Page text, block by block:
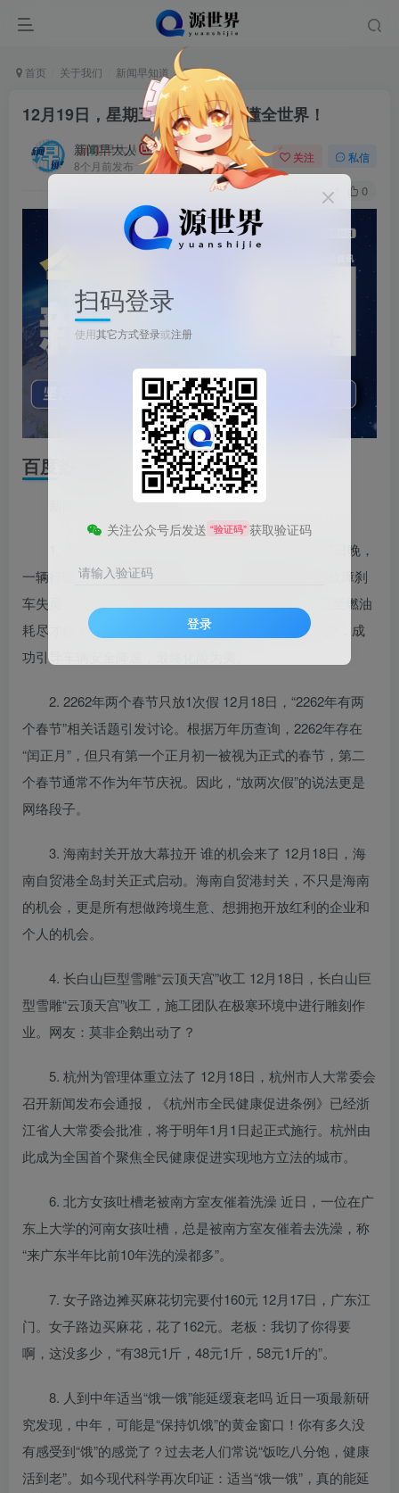
首页 关于我们 新闻早知道 正文
12月19日，星期五, 每天60秒读懂全世界！
新闻早大人
8个月前发布
关注 私信
11 0
百度热搜新闻
新闻来源：百度热搜榜
1. 小车刹车失灵狂奔490公里 油耗尽才停 12月17日晚，
一辆行驶在G75兰海高速上的小车，因定速巡航突发故障刹
车失灵，以约115公里的时速行驶近490公里左右，直至燃油
耗尽才停下。期间，高速交警组成“护航编队”全程守护，成
功引导车辆安全降速，最终化险为夷。
2. 2262年两个春节只放1次假 12月18日，“2262年有两
个春节”相关话题引发讨论。根据万年历查询，2262年存在
“闰正月”，但只有第一个正月初一被视为正式的春节，第二
个春节通常不作为年节庆祝。因此，“放两次假”的说法更是
网络段子。
3. 海南封关开放大幕拉开 谁的机会来了 12月18日，海
南自贸港全岛封关正式启动。海南自贸港封关，不只是海南
的机会，更是所有想做跨境生意、想拥抱开放红利的企业和
个人的机会。
4. 长白山巨型雪雕“云顶天宫”收工 12月18日，长白山巨
型雪雕“云顶天宫”收工，施工团队在极寒环境中进行雕刻作
业。网友：莫非企鹅出动了？
5. 杭州为管理体重立法了 12月18日，杭州市人大常委会
召开新闻发布会通报，《杭州市全民健康促进条例》已经浙
江省人大常委会批准，将于明年1月1日起正式施行。杭州由
此成为全国首个聚焦全民健康促进实现地方立法的城市。
6. 北方女孩吐槽老被南方室友催着洗澡 近日，一位在广
东上大学的河南女孩吐槽，总是被南方室友催着去洗澡，称
“来广东半年比前10年洗的澡都多”。
7. 女子路边摊买麻花切完要付160元 12月17日，广东江
门。女子路边买麻花，花了162元。老板：我切了你得要
啊，这没多少，“有38元1斤，48元1斤，58元1斤的”。
8. 人到中年适当“饿一饿”能延缓衰老吗 近日一项最新研
究发现，中年，可能是“保持饥饿”的黄金窗口！你有多久没
有感受到“饿”的感觉了？过去老人们常说“饭吃八分饱，健康
活到老”。如今现代科学再次印证：适当“饿一饿”，真的能延
扫码登录
使用其它方式登录或注册
关注公众号后发送 “验证码” 获取验证码
请输入验证码
登录